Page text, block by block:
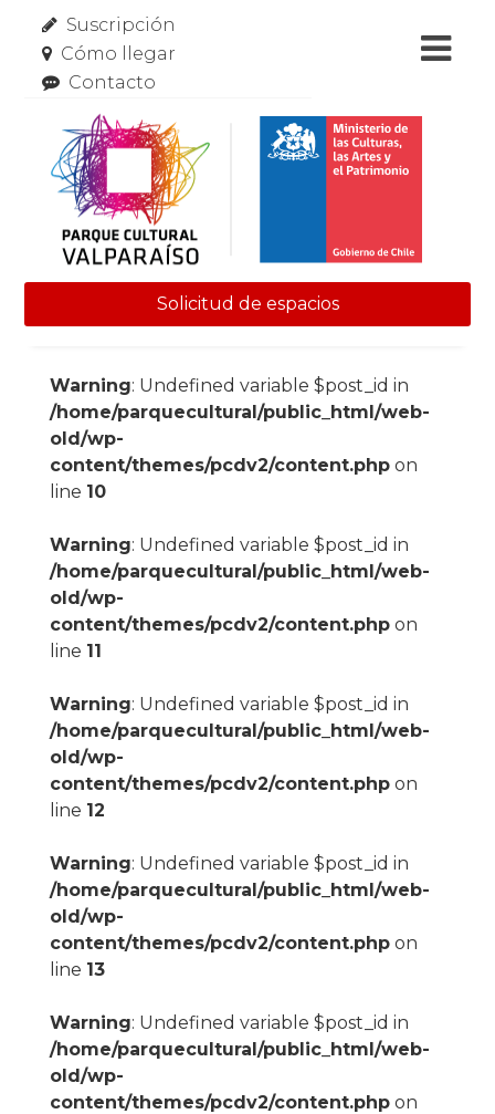
Suscripción
Cómo llegar
Contacto
Solicitud de espacios
Warning: Undefined variable $post_id in
/home/parquecultural/public_html/web-
old/wp-
content/themes/pcdv2/content.phpon
line 10
Warning: Undefined variable $post_id in
/home/parquecultural/public_html/web-
old/wp-
content/themes/pcdv2/content.phpon
line 11
Warning: Undefined variable $post_id in
/home/parquecultural/public_html/web-
old/wp-
content/themes/pcdv2/content.phpon
line 12
Warning: Undefined variable $post_id in
/home/parquecultural/public_html/web-
old/wp-
content/themes/pcdv2/content.phpon
line 13
Warning: Undefined variable $post_id in
/home/parquecultural/public_html/web-
old/wp-
content/themes/pcdv2/content.phpon